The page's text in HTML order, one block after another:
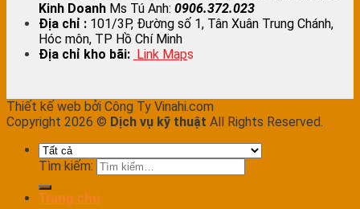
Kinh Doanh Ms Tú Anh: 0906.372.023
Địa chỉ : 101/3P, Đường số 1, Tân Xuân Trung Chánh,
Hóc môn, TP Hồ Chí Minh
Địa chỉ kho bãi: Link Maps
Thiết kế web bởi Công Ty Vinahi.com
Copyright 2026 © Dịch vụ kỹ thuật All Rights Reserved.
Tìm kiếm:
Trang chủ